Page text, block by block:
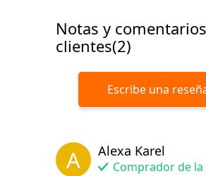
Notas y
clientes(2)
Escribe una
A Alexa Karel
Comprador de